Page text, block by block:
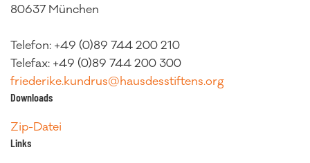
80637 München
Telefon: +49 (0)89 744 200 210
Telefax: +49 (0)89 744 200 300
friederike.kundrus@hausdesstiftens.org
Downloads
Zip-Datei
Links